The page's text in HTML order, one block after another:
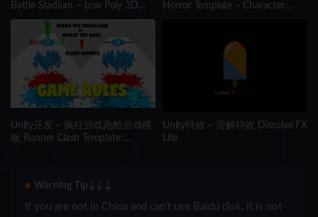
Battle Stadium – Low Poly 3D
Models Pack
Horror Template – Character
Unity开发 – 疯狂游戏跑酷游戏模
板 Runner Clash Template :
Unity特效 – 溶解特效 Dissolve FX
Lite
Warning Tip↓↓↓
If you are not in China and can’t use Baidu disk, it is not